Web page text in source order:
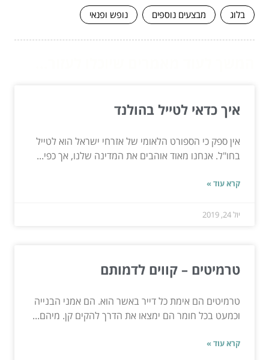
בלוג מבצעים נוספים נופש ופנאי
איך כדאי לטייל בהולנד
אין ספק כי הספורט הלאומי של אזרחי ישראל הוא לטייל
בחו"ל. אנחנו מאוד אוהבים את המדינה שלנו, אך כפי...
קרא עוד »
יול 24, 2019
טרמיטים – קווים לדמותם
טרמיטים הם אימת כל דייר באשר הוא. הם אמני הבנייה
וכמעט בכל חומר הם ימצאו את הדרך להקים קן. מיהם...
קרא עוד »